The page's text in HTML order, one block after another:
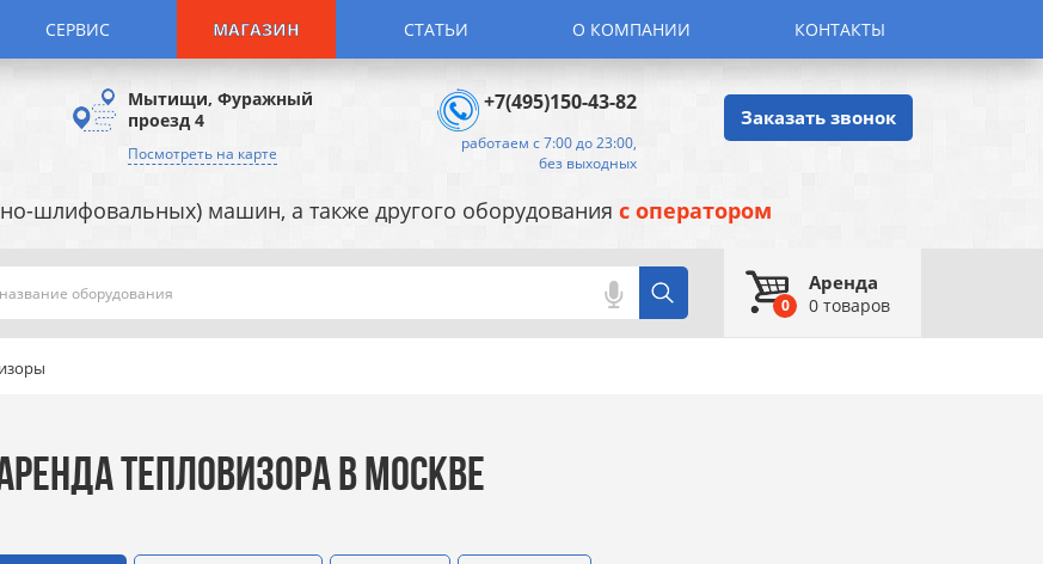
СЕРВИС МАГАЗИН СТАТЬИ О КОМПАНИИ КОНТАКТЫ
Мытищи, Фуражный
проезд 4
Посмотреть на карте
+7(495)150-43-82
работаем с 7:00 до 23:00,
без выходных
Заказать звонок
шлифовальных) машин, а также другого оборудования с оператором
Поиск
0
Аренда
0товаров
ТЕПЛОВИЗОРА В МОСКВЕ